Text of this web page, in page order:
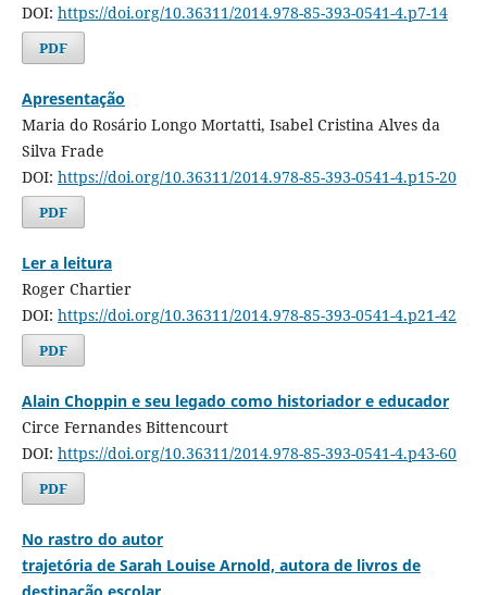
DOI: https://doi.org/10.36311/2014.978-85-393-0541-4.p7-14
PDF
Apresentação
Maria do Rosário Longo Mortatti, Isabel Cristina Alves da
Silva Frade
DOI: https://doi.org/10.36311/2014.978-85-393-0541-4.p15-20
PDF
Ler a leitura
Roger Chartier
DOI: https://doi.org/10.36311/2014.978-85-393-0541-4.p21-42
PDF
Alain Choppin e seu legado como historiador e educador
Circe Fernandes Bittencourt
DOI: https://doi.org/10.36311/2014.978-85-393-0541-4.p43-60
PDF
No rastro do autor
trajetória de Sarah Louise Arnold, autora de livros de